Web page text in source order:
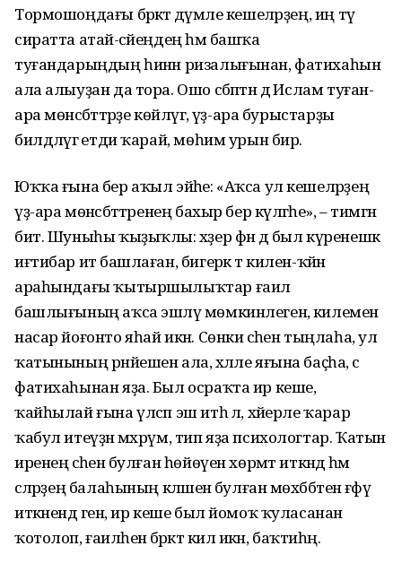
Тормошоңдағы бәрәкәт дәүмәле кешеләрҙең, иң тәү
сиратта атай-әсәйеңдең һәм башҡа
туғандарыңдың һинән ризалығынан, фатихаһын
ала алыуҙан да тора. Ошо сәбәптән дә Ислам туған-
ара мөнәсәбәттәрҙе көйләүгә, үҙ-ара бурыстарҙы
билдәләүгә етди ҡарай, мөһим урын бирә.
Юҡҡа ғына бер аҡыл эйәһе: «Аҡса ул кешеләрҙең
үҙ-ара мөнәсәбәттәренең бахыр бер күләгәһе», – тимәгән
бит. Шуныһы ҡыҙыҡлы: хәҙер фән дә был күренешкә
иғтибар итә башлаған, бигерәк тә килен-ҡәйнә
араһындағы ҡытыршылыҡтар ғаилә
башлығының аҡса эшләү мөмкинлегенә, килеменә
насар йоғонто яһай икән. Сөнки әсәһен тыңлаһа, ул
ҡатынының рәнйешен ала, хәләле яғына баҫһа, әсә
фатихаһынан яҙа. Был осраҡта ир кеше,
ҡайһылай ғына үлсәп эш итһә лә, хәйерле ҡарар
ҡабул итеүҙән мәхрүм, тип яҙа психологтар. Ҡатын
иренең әсәһенә булған һөйөүен хөрмәт иткәндә һәм
әсәләрҙең балаһының кәләшенә булған мөхәббәтен ғәфү
иткәнендә генә, ир кеше был йомоҡ ҡуласанан
ҡотолоп, ғаиләһенә бәрәкәт килә икән, баҡтиһәң.